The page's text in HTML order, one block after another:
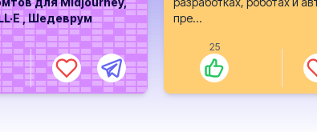
, Шедеврум
пре...
25